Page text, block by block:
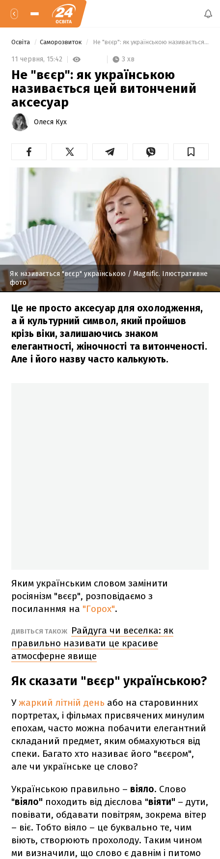
Освіта Саморозвиток Не "вєєр": як українською називається цей витончений аксесуар
11 червня, 15:42 3 хв
Не "вєєр": як українською
називається цей витончений
аксесуар
Олеся Кух
Як називається "вєєр" українською / Мagnific. Ілюстративне
фото
Це не просто аксесуар для охолодження,
а й культурний символ, який пройшов
крізь віки, залишаючись знаком
елегантності, жіночності та витонченості.
Але і його назву часто калькують.
Яким українським словом замінити
росіянізм "вєєр", розповідаємо з
посиланнмя на "Горох".
ДИВІТЬСЯ ТАКОЖ
Райдуга чи веселка: як
правильно називати це красиве
атмосферне явище
Як сказати "вєєр" українською?
Ужаркий літній день або на старовинних
портретах, і фільмах присвячених минулим
епохам, часто можна побачити елегантний
складаний предмет, яким обмахуються від
спеки. Багато хто називає його "вєєром",
але чи українське це слово?
Українською правильно – віяло. Слово
"віяло" походить від дієслова "віяти" – дути,
повівати, обдавати повітрям, зокрема вітер
– віє. Тобто віяло – це буквально те, чим
віють, створюють прохолоду. Таким чином
ми визначили, що слово є давнім і питомо